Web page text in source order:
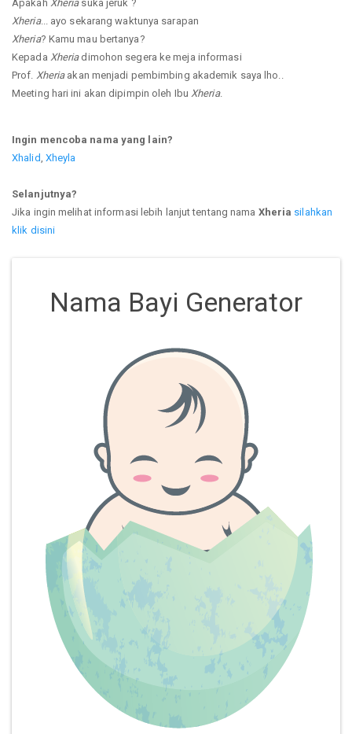
Apakah Xheriasuka jeruk ?
Xheria... ayo sekarang waktunya sarapan
Xheria? Kamu mau bertanya?
Kepada Xheriadimohon segera ke meja informasi
Prof. Xheriaakan menjadi pembimbing akademik saya lho..
Meeting hari ini akan dipimpin oleh Ibu Xheria.
Ingin mencoba nama yang lain?
Xhalid Xheyla
Selanjutnya?
Jika ingin melihat informasi lebih lanjut tentang nama Xheria silahkan
klik disini
Nama Bayi Generator